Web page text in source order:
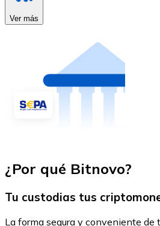
Ver más
¿Por qué Bitnovo?
Tu custodias tus
La forma segura y conveniente de